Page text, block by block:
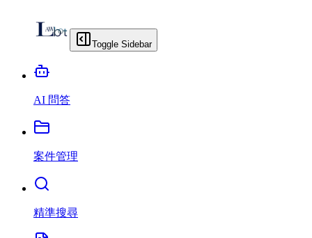
Toggle Sidebar
AI 問答
案件管理
精準搜尋